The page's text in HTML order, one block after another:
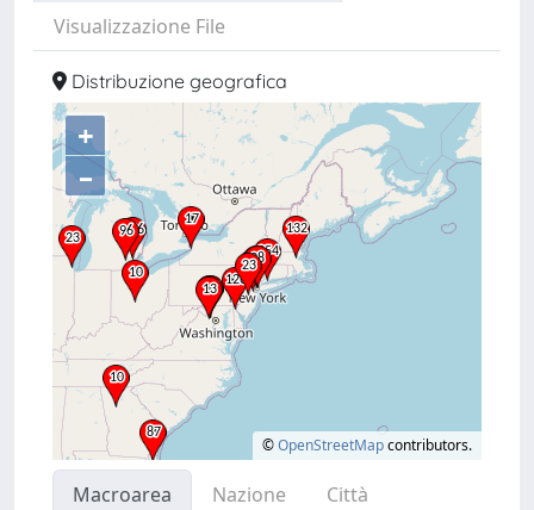
Visualizzazione File
Distribuzione geografica
+
–
©OpenStreetMapcontributors.
Macroarea Nazione
Città